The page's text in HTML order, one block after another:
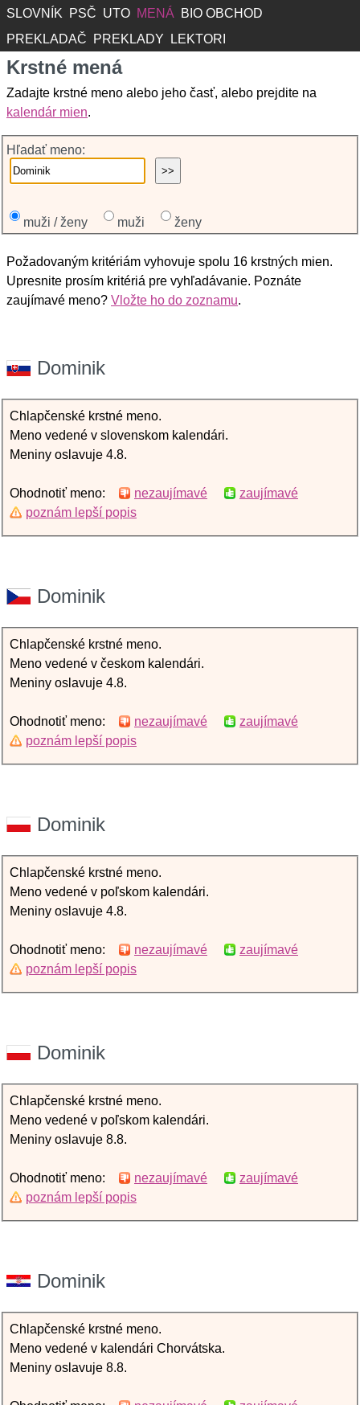
SLOVNÍK PSČ UTO MENÁ
BIO OBCHOD
PREKLADAČ
PREKLADY LEKTORI
Krstné mená
Zadajte krstné meno alebo jeho časť, alebo prejdite na
kalendár mien.
Hľadať meno:
muži / ženy muži ženy
Požadovaným kritériám vyhovuje spolu 16 krstných mien.
Upresnite prosím kritériá pre vyhľadávanie. Poznáte
zaujímavé meno? Vložte ho do zoznamu.
Dominik
Chlapčenské krstné meno.
Meno vedené v slovenskom kalendári.
Meniny oslavuje 4.8.
Ohodnotiť meno: nezaujímavé
zaujímavé
poznám lepší popis
Dominik
Chlapčenské krstné meno.
Meno vedené v českom kalendári.
Meniny oslavuje 4.8.
Ohodnotiť meno: nezaujímavé
zaujímavé
poznám lepší popis
Dominik
Chlapčenské krstné meno.
Meno vedené v poľskom kalendári.
Meniny oslavuje 4.8.
Ohodnotiť meno: nezaujímavé
zaujímavé
poznám lepší popis
Dominik
Chlapčenské krstné meno.
Meno vedené v poľskom kalendári.
Meniny oslavuje 8.8.
Ohodnotiť meno: nezaujímavé
zaujímavé
poznám lepší popis
Dominik
Chlapčenské krstné meno.
Meno vedené v kalendári Chorvátska.
Meniny oslavuje 8.8.